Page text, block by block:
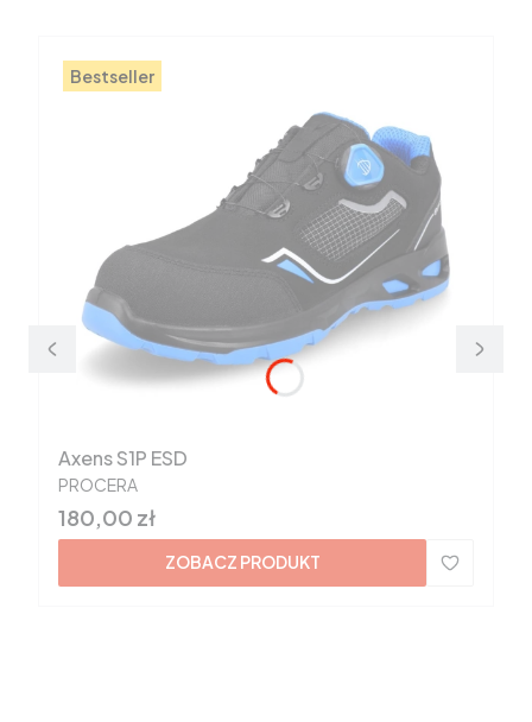
Bestseller
Axens S1P ESD
PRODUCENT
PROCERA
Cena
180,00 zł
ZOBACZ PRODUKT